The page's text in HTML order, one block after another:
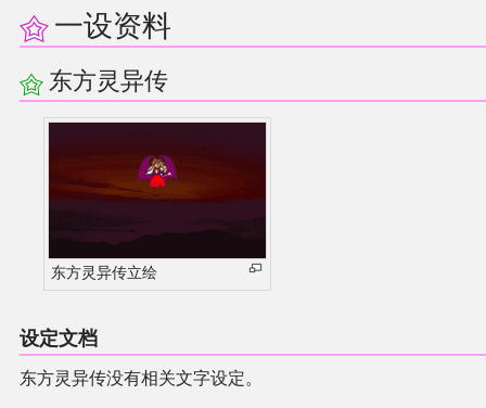
一设资料
东方灵异传
东方灵异传立绘
设定文档
东方灵异传没有相关文字设定。
展会作品列表
商业二次创作
同人二次创作
同人社团列表
同人志分类
同人软件列表